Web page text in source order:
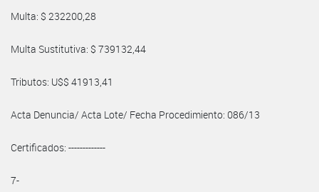
Multa: $ 232200,28
Multa Sustitutiva: $ 739132,44
Tributos: U$$ 41913,41
Acta Denuncia/ Acta Lote/ Fecha Procedimiento: 086/13
Certificados: -------------
7-